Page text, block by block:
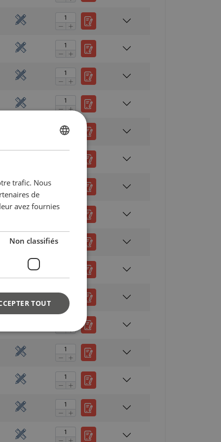
trafic. Nous
de
avez fournies
Non classifiés
TOUT